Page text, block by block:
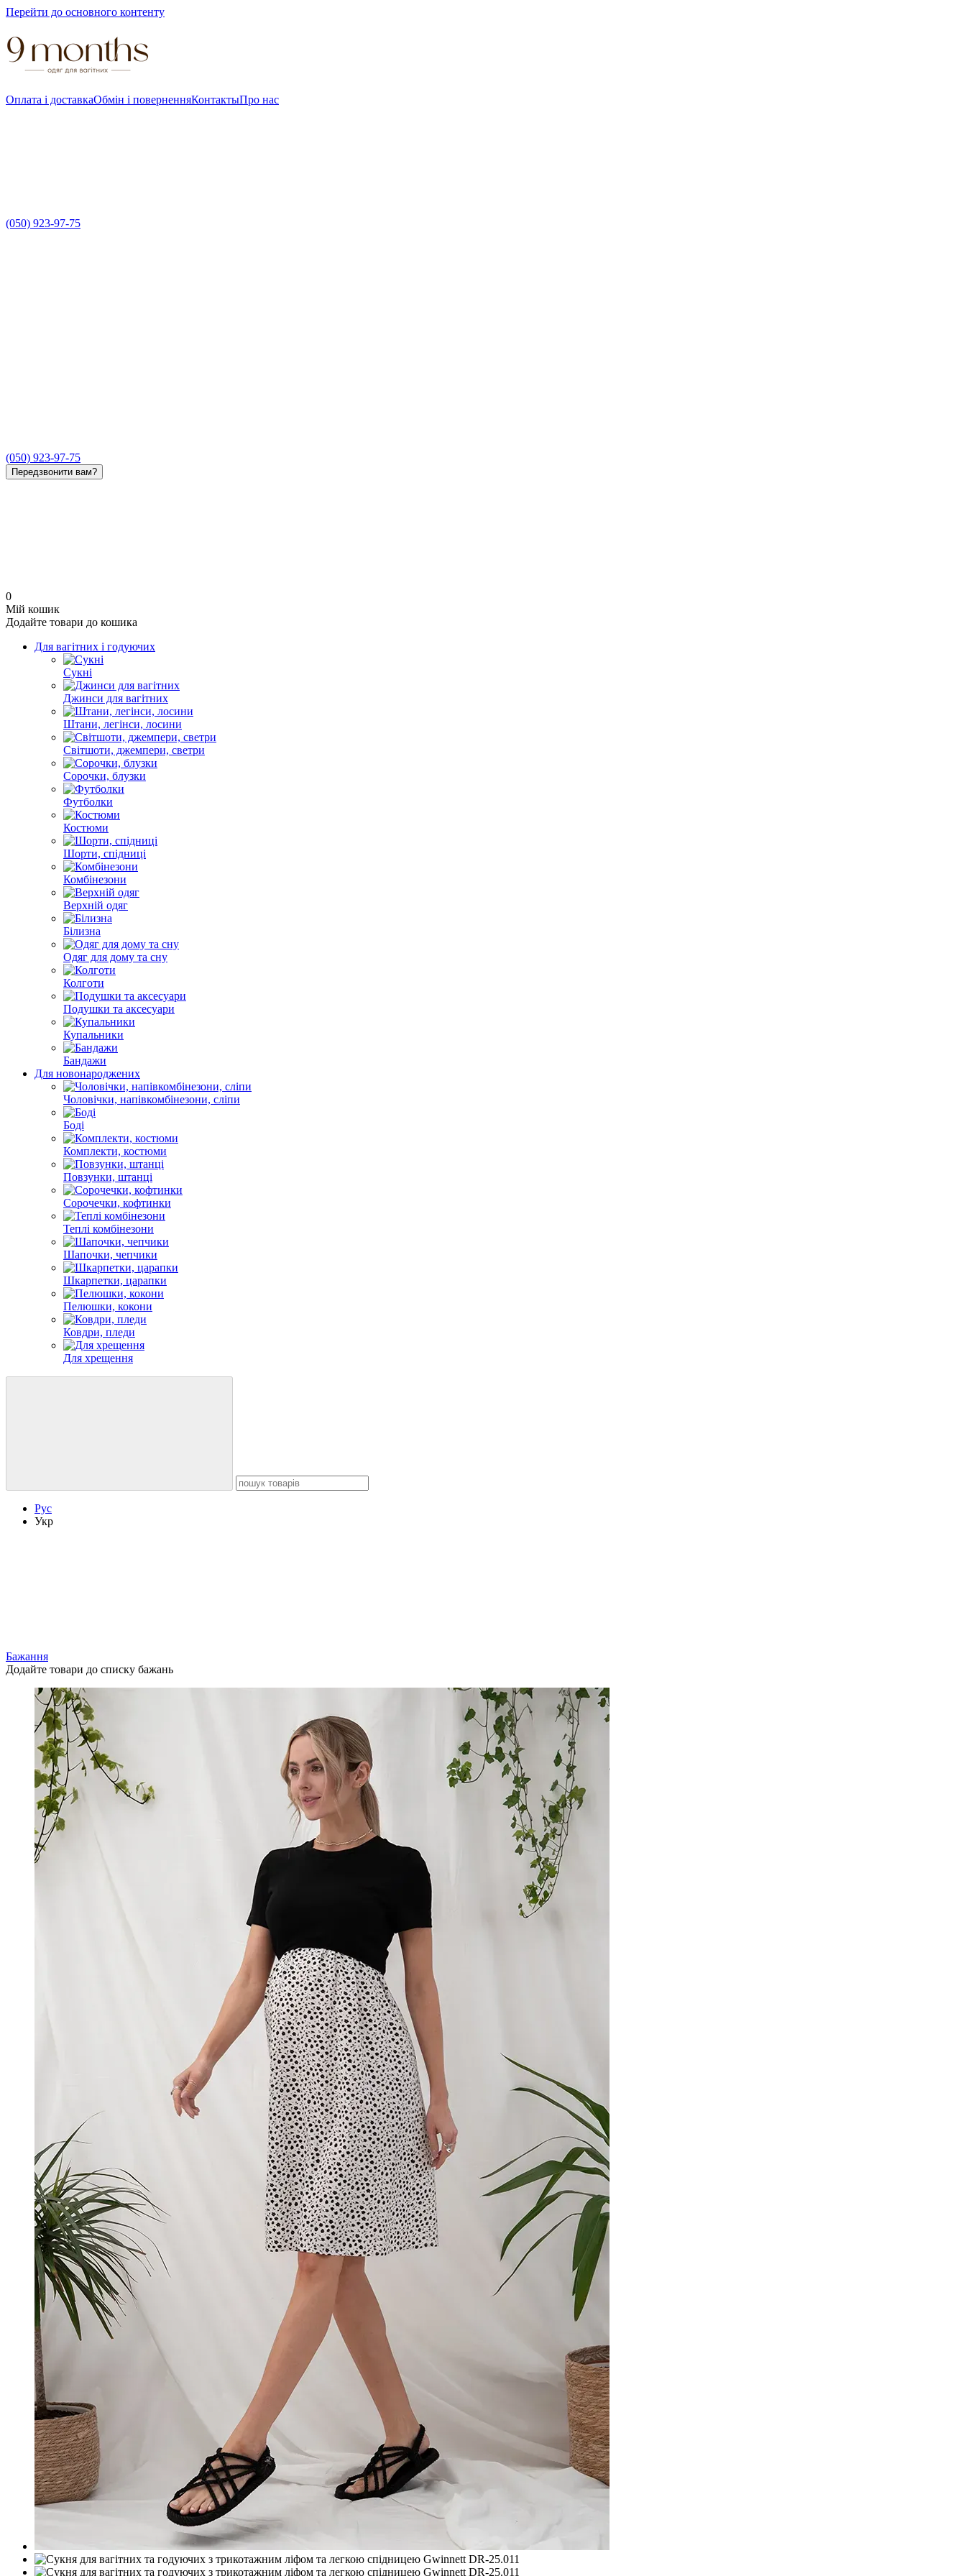
Перейти до основного контенту
Оплата і доставкаОбмін і поверненняКонтактыПро нас
(050) 923-97-75
(050) 923-97-75
Передзвонити вам?
0
Мій кошик
Додайте товари до кошика
Для вагітних і годуючих
Сукні
Джинси для вагітних
Штани, легінси, лосини
Світшоти, джемпери, светри
Сорочки, блузки
Футболки
Костюми
Шорти, спідниці
Комбінезони
Верхній одяг
Білизна
Одяг для дому та сну
Колготи
Подушки та аксесуари
Купальники
Бандажи
Для новонароджених
Чоловічки, напівкомбінезони, сліпи
Боді
Комплекти, костюми
Повзунки, штанці
Сорочечки, кофтинки
Теплі комбінезони
Шапочки, чепчики
Шкарпетки, царапки
Пелюшки, кокони
Ковдри, пледи
Для хрещення
Рус
Укр
Бажання
Додайте товари до списку бажань